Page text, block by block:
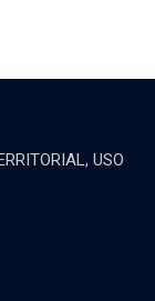
USO